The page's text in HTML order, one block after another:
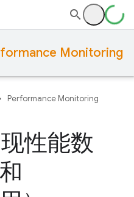
Monitoring
Performance Monitoring
性能数